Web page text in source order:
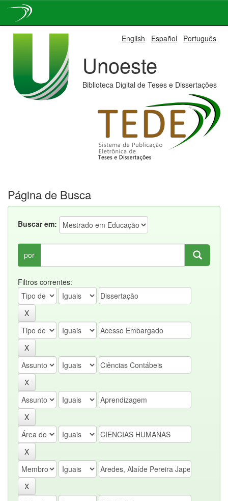
English Español Português
Unoeste
Biblioteca Digital de Teses e Dissertações
Página de Busca
Buscar em:
por
Filtros correntes: